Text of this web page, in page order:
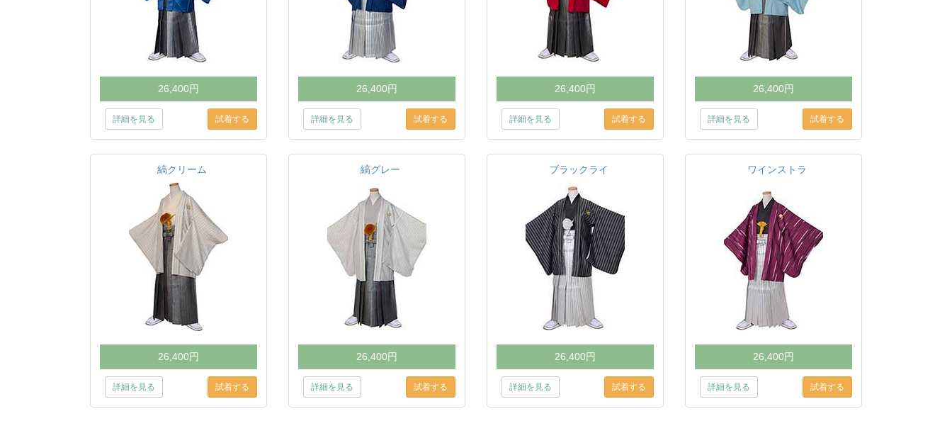
26,400円
詳細を見る
26,400円
詳細を見る
26,400円
詳細を見る
26,400円
詳細を見る
縞クリーム
26,400円
詳細を見る
縞グレー
26,400円
詳細を見る
ブラックライ
26,400円
詳細を見る
ワインストラ
26,400円
詳細を見る